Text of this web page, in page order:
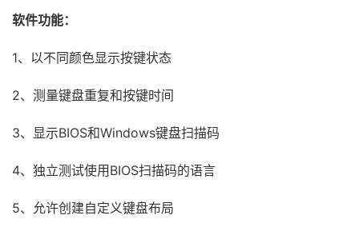
软件功能：
1、以不同颜色显示按键状态
2、测量键盘重复和按键时间
3、显示BIOS和Windows键盘扫描码
4、独立测试使用BIOS扫描码的语言
5、允许创建自定义键盘布局